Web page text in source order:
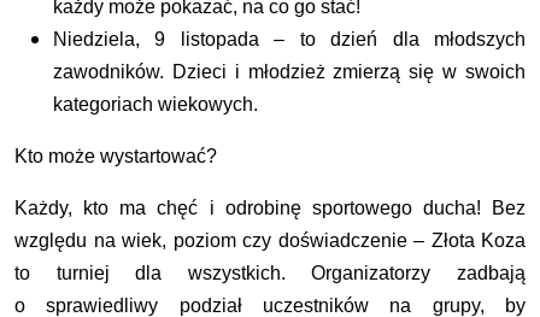
każdy może pokazać, na co go stać!
Niedziela, 9 listopada – to dzień dla młodszych
zawodników. Dzieci i młodzież zmierzą się w swoich
kategoriach wiekowych.
Kto może wystartować?
Każdy, kto ma chęć i odrobinę sportowego ducha! Bez
względu na wiek, poziom czy doświadczenie – Złota Koza
to turniej dla wszystkich. Organizatorzy zadbają
o sprawiedliwy podział uczestników na grupy, by